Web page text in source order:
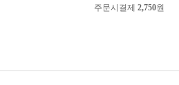
주문시결제 2,750원